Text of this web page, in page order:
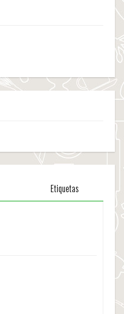
Etiquetas